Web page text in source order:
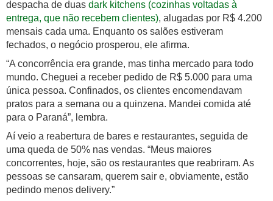
despacha de duas dark kitchens (cozinhas voltadas à
entrega, que não recebem clientes), alugadas por R$ 4.200
mensais cada uma. Enquanto os salões estiveram
fechados, o negócio prosperou, ele afirma.
“A concorrência era grande, mas tinha mercado para todo
mundo. Cheguei a receber pedido de R$ 5.000 para uma
única pessoa. Confinados, os clientes encomendavam
pratos para a semana ou a quinzena. Mandei comida até
para o Paraná”, lembra.
Aí veio a reabertura de bares e restaurantes, seguida de
uma queda de 50% nas vendas. “Meus maiores
concorrentes, hoje, são os restaurantes que reabriram. As
pessoas se cansaram, querem sair e, obviamente, estão
pedindo menos delivery.”